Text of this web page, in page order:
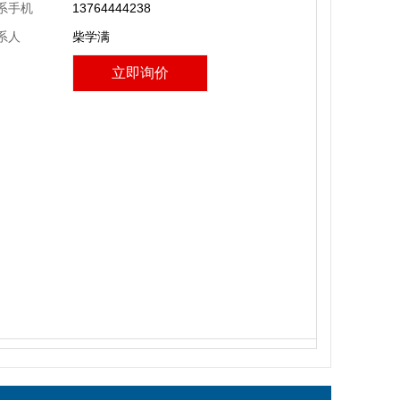
手机
13764444238
人
柴学满
立即询价